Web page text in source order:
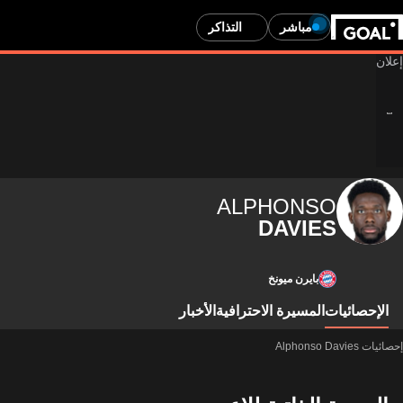
مباشر التذاكر
ALPHONSO
DAVIES
بايرن ميونخ
الإحصائيات المسيرة الاحترافية الأخبار
إحصائيات Alphonso Davies